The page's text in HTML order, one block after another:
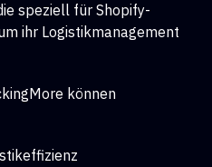
speziell für Shopify-
ihr Logistikmanagement
können